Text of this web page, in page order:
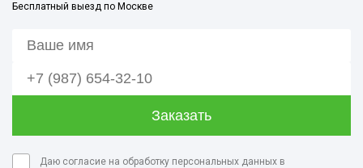
Бесплатный выезд по Москве
Даю согласие на обработку персональных данных в